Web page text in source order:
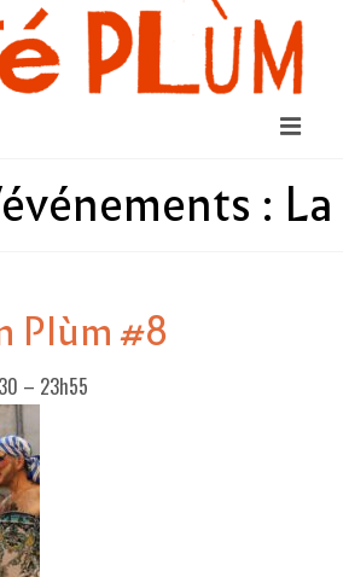
:
Plùm #8
– 23h55